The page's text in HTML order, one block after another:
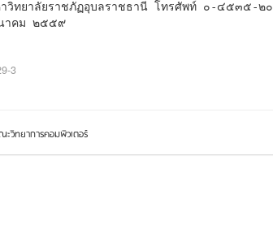
วิทยาลัยราชภัฏอุบลราชธานี โทรศัพท์ ๐-๔๕๓๕-๒๐
าคม ๒๕๕๙
3
ะวิทยาการคอมพิวเตอร์